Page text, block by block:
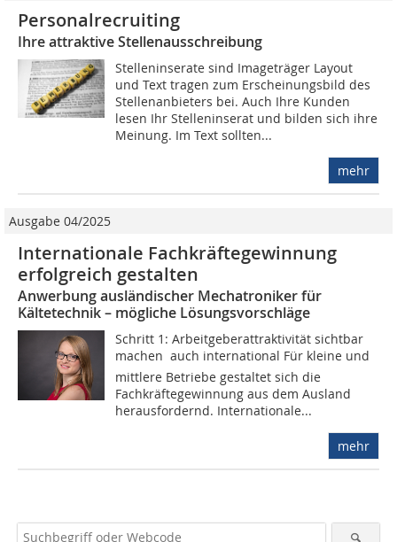
Personalrecruiting
Ihre attraktive Stellenausschreibung
Stelleninserate sind Imageträger Layout
und Text tragen zum Erscheinungsbild des
Stellenanbieters bei. Auch Ihre Kunden
lesen Ihr Stelleninserat und bilden sich ihre
Meinung. Im Text sollten...
mehr
Ausgabe 04/2025
Internationale Fachkräfte­gewinnung
erfolgreich gestalten
Anwerbung ausländischer Mechatroniker für
Kältetechnik – mögliche Lösungsvorschläge
Schritt 1: Arbeitgeberattraktivität sichtbar
machen  auch international Für kleine und
mittlere Betriebe gestaltet sich die
Fachkräftegewinnung aus dem Ausland
herausfordernd. Internationale...
mehr